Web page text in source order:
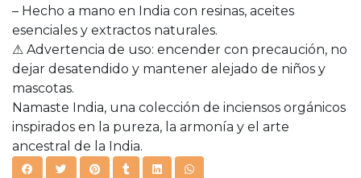
– Hecho a mano en India con resinas, aceites
esenciales y extractos naturales.
⚠ Advertencia de uso: encender con precaución, no
dejar desatendido y mantener alejado de niños y
mascotas.
Namaste India, una colección de inciensos orgánicos
inspirados en la pureza, la armonía y el arte
ancestral de la India.